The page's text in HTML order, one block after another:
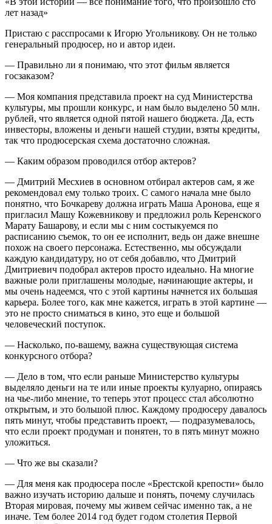
лет назад»
Пристаю с расспросами к Игорю Угольникову. Он не только
генеральный продюсер, но и автор идеи.
— Правильно ли я понимаю, что этот фильм является
госзаказом?
— Моя компания представила проект на суд Министерства
культуры, мы прошли конкурс, и нам было выделено 50 млн.
рублей, что является одной пятой нашего бюджета. Да, есть
инвесторы, вложены и деньги нашей студии, взяты кредиты,
так что продюсерская схема достаточно сложная.
— Каким образом проводился отбор актеров?
— Дмитрий Месхиев в основном отбирал актеров сам, я же
рекомендовал ему только троих. С самого начала мне было
понятно, что Бочкареву должна играть Маша Аронова, еще я
пригласил Машу Кожевникову и предложил роль Керенского
Марату Башарову, и если мы с ним состыкуемся по
расписанию съемок, то он ее исполнит, ведь он даже внешне
похож на своего персонажа. Естественно, мы обсуждали
каждую кандидатуру, но от себя добавлю, что Дмитрий
Дмитриевич подобрал актеров просто идеально. На многие
важные роли приглашены молодые, начинающие актеры, и
мы очень надеемся, что с этой картины начнется их большая
карьера. Более того, как мне кажется, играть в этой картине —
это не просто сниматься в кино, это еще и большой
человеческий поступок.
— Насколько, по-вашему, важна существующая система
конкурсного отбора?
— Дело в том, что если раньше Министерство культуры
выделяло деньги на те или иные проекты кулуарно, опираясь
на чье-либо мнение, то теперь этот процесс стал абсолютно
открытым, и это большой плюс. Каждому продюсеру давалось
пять минут, чтобы представить проект, — подразумевалось,
что если проект продуман и понятен, то в пять минут можно
уложиться.
— Что же вы сказали?
— Для меня как продюсера после «Брестской крепости» было
важно изучать историю дальше и понять, почему случилась
Вторая мировая, почему мы живем сейчас именно так, а не
иначе. Тем более 2014 год будет годом столетия Первой